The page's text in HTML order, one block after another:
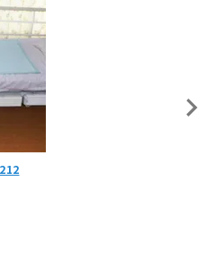
クッション 全面防水タイプ MT-1031